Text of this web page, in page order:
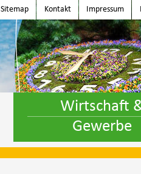
Sitemap Kontakt Impressum
Wirtschaft
Gewerbe